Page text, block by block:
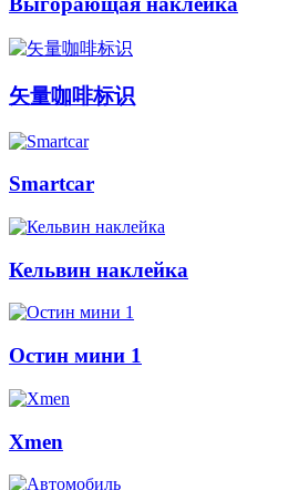
矢量咖啡标识
Smartcar
Кельвин наклейка
Остин мини 1
Xmen